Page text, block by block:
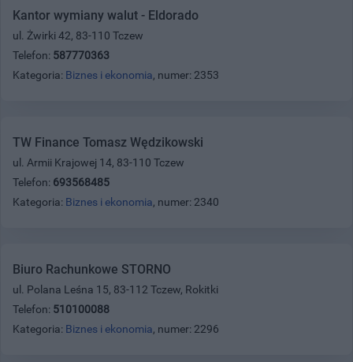
Kantor wymiany walut - Eldorado
ul. Żwirki 42, 83-110 Tczew
Telefon: 587770363
Kategoria: Biznes i ekonomia, numer: 2353
TW Finance Tomasz Wędzikowski
ul. Armii Krajowej 14, 83-110 Tczew
Telefon: 693568485
Kategoria: Biznes i ekonomia, numer: 2340
Biuro Rachunkowe STORNO
ul. Polana Leśna 15, 83-112 Tczew, Rokitki
Telefon: 510100088
Kategoria: Biznes i ekonomia, numer: 2296